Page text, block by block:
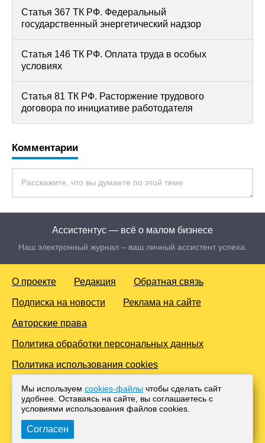
Статья 367 ТК РФ. Федеральный
государственный энергетический надзор
Статья 146 ТК РФ. Оплата труда в особых
условиях
Статья 81 ТК РФ. Расторжение трудового
договора по инициативе работодателя
Комментарии
Ассистентус — всё о малом бизнесе
Наш электронный журнал – ваш личный ассистент успеха.
О проекте Редакция Обратная связь
Подписка на новости Реклама на сайте
Авторские права
Политика обработки персональных данных
Политика использования cookies
© 2016-2026 Все права защищены. Для лиц старше 18 лет.
Любое копирование материалов и тиражирование в сети
Интернет, либо печатных изданиях без согласования с
Администрацией проекта, преследуется законом.
Мы используем cookies-файлы чтобы сделать сайт
удобнее. Оставаясь на сайте, вы соглашаетесь с
условиями использования файлов cооkies.
Согласен